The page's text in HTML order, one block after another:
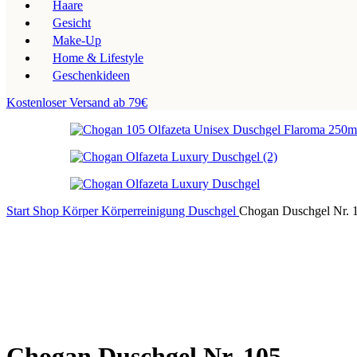
Haare
Gesicht
Make-Up
Home & Lifestyle
Geschenkideen
Kostenloser Versand ab 79€
Start Shop KörperKörperreinigung Duschgel Chogan Duschgel Nr.